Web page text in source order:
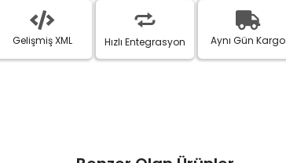
Gelişmiş XML Hızlı Entegrasyon Aynı Gün Kargo